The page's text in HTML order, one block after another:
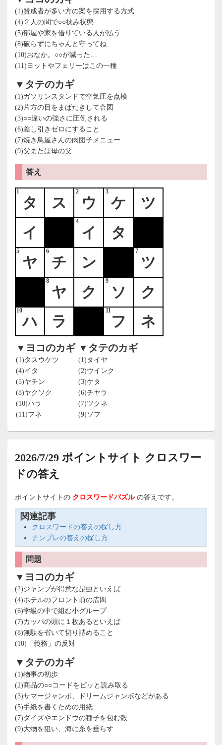
(1)賛成者が多い方の案を採用する方式
(4)２人の間で○○挟み状態
(5)部屋や家を借りている人が払う
(8)破らずにちゃんと守ってね
(10)おなか。○○が減った…
(11)ヨットやフェリーはこの一種
▼タテのカギ
(1)ガソリンスタンドで空気圧を点検
(2)片方の目をまばたきして合図
(3)○○違いの強さに圧倒される
(6)差し引きゼロにすること
(7)焼き鳥屋さんの肉団子メニュー
(9)父または母の父
答え
1 2 3
4
5 6 7
8 9
10 11
タ ス ウ ケ
ツ
イ
イ
タ
ヤ
チ ン
ツ
ヤ
ク ソ
ク
ハ
ラ フ ネ
▼ヨコのカギ
(1)タスウケツ
(4)イタ
(5)ヤチン
(8)ヤクソク
(10)ハラ
(11)フネ
▼タテのカギ
(1)タイヤ
(2)ウインク
(3)ケタ
(6)チヤラ
(7)ツクネ
(9)ソフ
2026/7/29 ポイントサイト クロスワー
ドの答え
ポイントサイトの クロスワードパズルの答えです。
関連記事
クロスワードの答えの探し方
ナンプレの答えの探し方
問題
▼ヨコのカギ
(2)ジャンプが得意な昆虫といえば
(4)ホテルのフロント前の広間
(6)学級の中で組む小グループ
(7)カッパの頭に１枚あるといえば
(8)無駄を省いて切り詰めること
(10)「義務」の反対
▼タテのカギ
(1)物事の初歩
(2)商品の○○コードをピッと読み取る
(3)サマージャンボ、ドリームジャンボなどがある
(5)手紙を書くための用紙
(7)ダイズやエンドウの種子を包む殻
(9)大物を狙い、海に糸を垂らす